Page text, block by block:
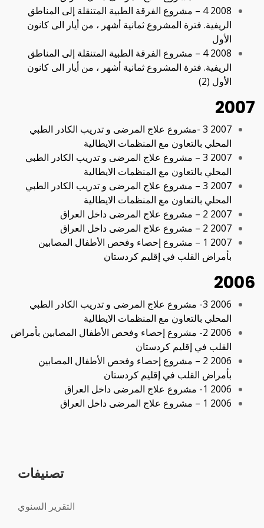
2008 4 – مشروع الفرقة الطبیة المتنقلة إلى المناطق
الریفیة. فترة المشروع ثمانیة أشھر ، من أیار الى كانون
الأول
2008 4 – مشروع الفرقة الطبیة المتنقلة إلى المناطق
الریفیة. فترة المشروع ثمانیة أشھر ، من أیار الى كانون
الأول (2)
2007
2007 3 -مشروع علاج المرضى و تدریب الكادر الطبي
المحلي بالتعاون مع المنظمات الایطالیة
2007 3 – مشروع علاج المرضى و تدریب الكادر الطبي
المحلي بالتعاون مع المنظمات الایطالیة
2007 3 – مشروع علاج المرضى و تدریب الكادر الطبي
المحلي بالتعاون مع المنظمات الایطالیة
2007 2 – مشروع علاج المرضى داخل العراق
2007 2 – مشروع علاج المرضى داخل العراق
2007 1 – مشروع إحصاء وفحص الأطفال المصابین
بأمراض القلب في إقلیم كردستان
2006
2006 3- مشروع علاج المرضى و تدریب الكادر الطبي
المحلي بالتعاون مع المنظمات الایطالیة
2006 2- مشروع إحصاء وفحص الأطفال المصابین بأمراض
القلب في إقلیم كردستان
2006 2 – مشروع إحصاء وفحص الأطفال المصابین
بأمراض القلب في إقلیم كردستان
2006 1- مشروع علاج المرضى داخل العراق
2006 1 – مشروع علاج المرضى داخل العراق
تصنيفات
التقرير السنوي